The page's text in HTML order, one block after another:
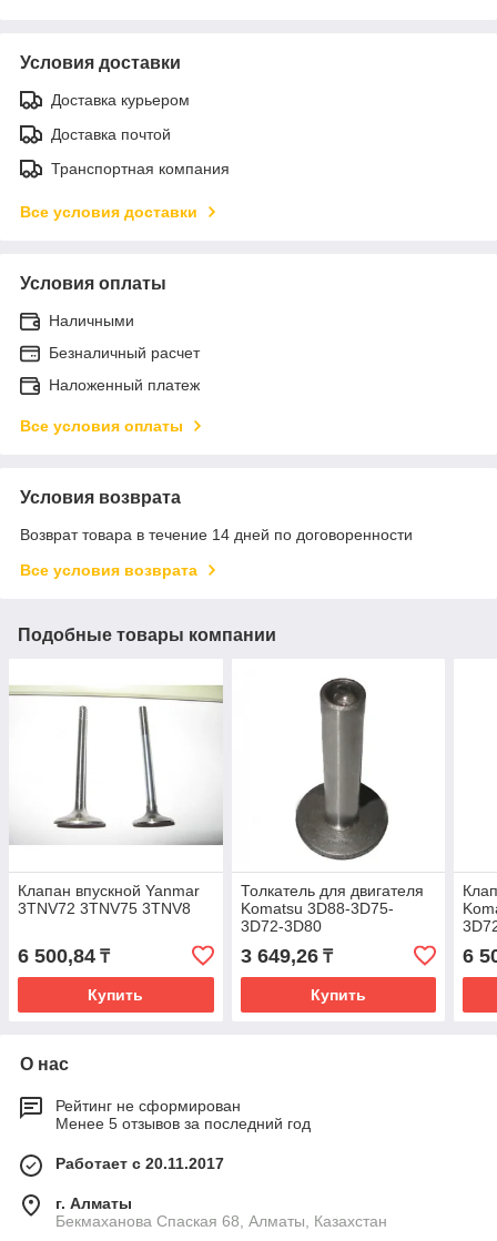
Условия доставки
Доставка курьером
Доставка почтой
Транспортная компания
Все условия доставки
Условия оплаты
Наличными
Безналичный расчет
Наложенный платеж
Все условия оплаты
Условия возврата
Возврат товара в течение 14 дней по договоренности
Все условия возврата
Подобные товары компании
Клапан впускной Yanmar
3TNV72 3TNV75 3TNV8
6 500,84 ₸
Купить
Толкатель для двигателя
Komatsu 3D88-3D75-
3D72-3D80
3 649,26₸
Купить
6
О нас
Рейтинг не сформирован
Менее 5 отзывов за последний год
Работает с 20.11.2017
г. Алматы
Бекмаханова Спаская 68, Алматы, Казахстан